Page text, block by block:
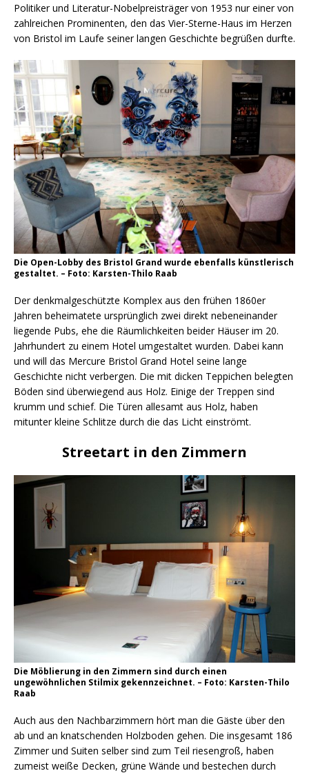
Politiker und Literatur-Nobelpreisträger von 1953 nur einer von
zahlreichen Prominenten, den das Vier-Sterne-Haus im Herzen
von Bristol im Laufe seiner langen Geschichte begrüßen durfte.
Die Open-Lobby des Bristol Grand wurde ebenfalls künstlerisch
gestaltet. – Foto: Karsten-Thilo Raab
Der denkmalgeschützte Komplex aus den frühen 1860er
Jahren beheimatete ursprünglich zwei direkt nebeneinander
liegende Pubs, ehe die Räumlichkeiten beider Häuser im 20.
Jahrhundert zu einem Hotel umgestaltet wurden. Dabei kann
und will das Mercure Bristol Grand Hotel seine lange
Geschichte nicht verbergen. Die mit dicken Teppichen belegten
Böden sind überwiegend aus Holz. Einige der Treppen sind
krumm und schief. Die Türen allesamt aus Holz, haben
mitunter kleine Schlitze durch die das Licht einströmt.
Streetart in den Zimmern
Die Möblierung in den Zimmern sind durch einen
ungewöhnlichen Stilmix gekennzeichnet. – Foto: Karsten-Thilo
Raab
Auch aus den Nachbarzimmern hört man die Gäste über den
ab und an knatschenden Holzboden gehen. Die insgesamt 186
Zimmer und Suiten selber sind zum Teil riesengroß, haben
zumeist weiße Decken, grüne Wände und bestechen durch